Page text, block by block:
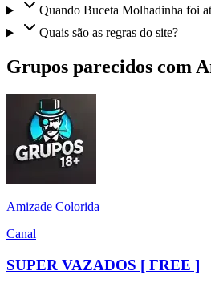
Quando Buceta Molhadinha foi
Quais são as regras do site?
Grupos parecidos com
Amizade Colorida
Canal
SUPER VAZADOS [ FREE ]